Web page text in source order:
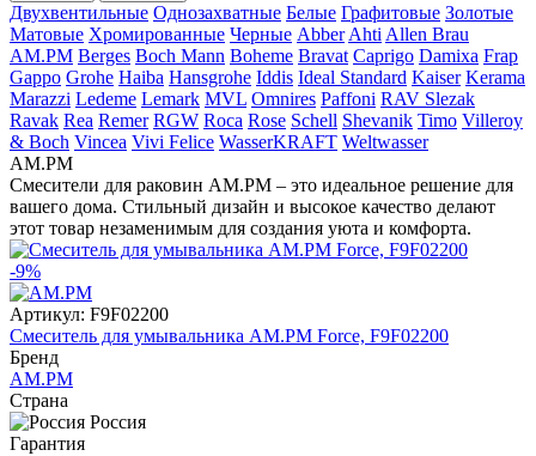
Двухвентильные Однозахватные Белые Графитовые Золотые
Матовые Хромированные Черные Abber Ahti Allen Brau
AM.PM Berges Boch Mann Boheme Bravat Caprigo Damixa Frap
Gappo Grohe Haiba Hansgrohe Iddis Ideal Standard Kaiser Kerama
Marazzi Ledeme Lemark MVL Omnires Paffoni RAV Slezak
Ravak Rea Remer RGW Roca Rose Schell Shevanik Timo Villeroy
& Boch Vincea Vivi Felice WasserKRAFT Weltwasser
AM.PM
Смесители для раковин AM.PM – это идеальное решение для
вашего дома. Стильный дизайн и высокое качество делают
этот товар незаменимым для создания уюта и комфорта.
-9%
Артикул: F9F02200
Смеситель для умывальника AM.PM Force, F9F02200
Бренд
AM.PM
Страна
Россия
Гарантия